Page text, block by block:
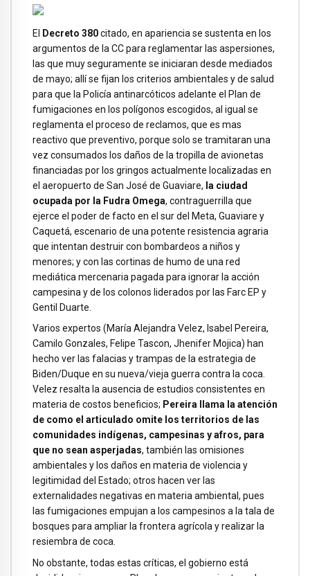
El Decreto 380citado, en apariencia se sustenta en los
argumentos de la CC para reglamentar las aspersiones,
las que muy seguramente se iniciaran desde mediados
de mayo; allí se fijan los criterios ambientales y de salud
para que la Policía antinarcóticos adelante el Plan de
fumigaciones en los polígonos escogidos, al igual se
reglamenta el proceso de reclamos, que es mas
reactivo que preventivo, porque solo se tramitaran una
vez consumados los daños de la tropilla de avionetas
financiadas por los gringos actualmente localizadas en
el aeropuerto de San José de Guaviare, la ciudad
ocupada por la Fudra Omega, contraguerrilla que
ejerce el poder de facto en el sur del Meta, Guaviare y
Caquetá, escenario de una potente resistencia agraria
que intentan destruir con bombardeos a niños y
menores; y con las cortinas de humo de una red
mediática mercenaria pagada para ignorar la acción
campesina y de los colonos liderados por las Farc EP y
Gentil Duarte.
Varios expertos (María Alejandra Velez, Isabel Pereira,
Camilo Gonzales, Felipe Tascon, Jhenifer Mojica) han
hecho ver las falacias y trampas de la estrategia de
Biden/Duque en su nueva/vieja guerra contra la coca.
Velez resalta la ausencia de estudios consistentes en
materia de costos beneficios; Pereira llama la atención
de como el articulado omite los territorios de las
comunidades indígenas, campesinas y afros, para
que no sean asperjadas, también las omisiones
ambientales y los daños en materia de violencia y
legitimidad del Estado; otros hacen ver las
externalidades negativas en materia ambiental, pues
las fumigaciones empujan a los campesinos a la tala de
bosques para ampliar la frontera agrícola y realizar la
resiembra de coca.
No obstante, todas estas críticas, el gobierno está